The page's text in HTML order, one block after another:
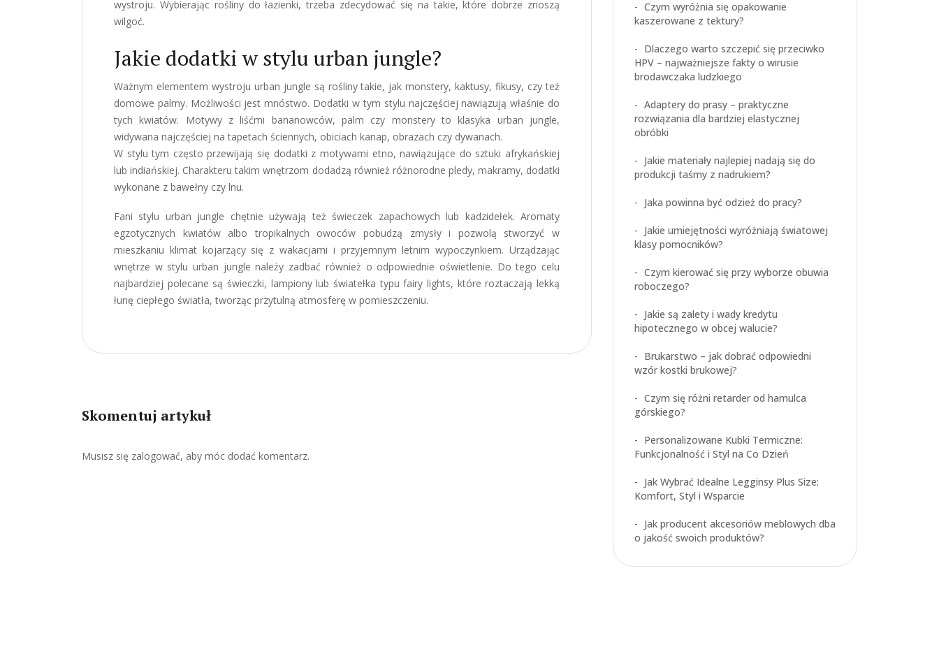
wystroju. Wybierając rośliny do łazienki, trzeba zdecydować się na takie, które dobrze znoszą
wilgoć.
Jakie dodatki w stylu urban jungle?
Ważnym elementem wystroju urban jungle są rośliny takie, jak monstery, kaktusy, fikusy, czy też
domowe palmy. Możliwości jest mnóstwo. Dodatki w tym stylu najczęściej nawiązują właśnie do
tych kwiatów. Motywy z liśćmi bananowców, palm czy monstery to klasyka urban jungle,
widywana najczęściej na tapetach ściennych, obiciach kanap, obrazach czy dywanach.
W stylu tym często przewijają się dodatki z motywami etno, nawiązujące do sztuki afrykańskiej
lub indiańskiej. Charakteru takim wnętrzom dodadzą również różnorodne pledy, makramy, dodatki
wykonane z bawełny czy lnu.
Fani stylu urban jungle chętnie używają też świeczek zapachowych lub kadzidełek. Aromaty
egzotycznych kwiatów albo tropikalnych owoców pobudzą zmysły i pozwolą stworzyć w
mieszkaniu klimat kojarzący się z wakacjami i przyjemnym letnim wypoczynkiem. Urządzając
wnętrze w stylu urban jungle należy zadbać również o odpowiednie oświetlenie. Do tego celu
najbardziej polecane są świeczki, lampiony lub światełka typu fairy lights, które roztaczają lekką
łunę ciepłego światła, tworząc przytulną atmosferę w pomieszczeniu.
Skomentuj artykuł
Musisz się zalogować, aby móc dodać komentarz.
Czym wyróżnia się opakowanie
kaszerowane z tektury?
Dlaczego warto szczepić się przeciwko
HPV – najważniejsze fakty o wirusie
brodawczaka ludzkiego
Adaptery do prasy – praktyczne
rozwiązania dla bardziej elastycznej
obróbki
Jakie materiały najlepiej nadają się do
produkcji taśmy z nadrukiem?
Jaka powinna być odzież do pracy?
Jakie umiejętności wyróżniają światowej
klasy pomocników?
Czym kierować się przy wyborze obuwia
roboczego?
Jakie są zalety i wady kredytu
hipotecznego w obcej walucie?
Brukarstwo – jak dobrać odpowiedni
wzór kostki brukowej?
Czym się różni retarder od hamulca
górskiego?
Personalizowane Kubki Termiczne:
Funkcjonalność i Styl na Co Dzień
Jak Wybrać Idealne Legginsy Plus Size:
Komfort, Styl i Wsparcie
Jak producent akcesoriów meblowych dba
o jakość swoich produktów?